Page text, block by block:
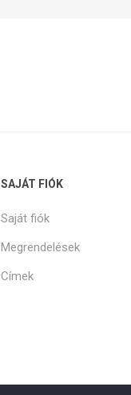
SAJÁT FIÓK
Saját fiók
Megrendelések
Címek